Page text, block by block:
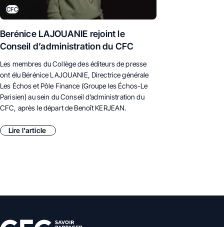
CFC
Berénice LAJOUANIE rejoint le
Conseil d’administration du CFC
Les membres du Collège des éditeurs de presse
ont élu Bérénice LAJOUANIE, Directrice générale
Les Échos et Pôle Finance (Groupe les Échos-Le
Parisien) au sein du Conseil d’administration du
CFC, après le départ de Benoît KERJEAN.
Lire l'article